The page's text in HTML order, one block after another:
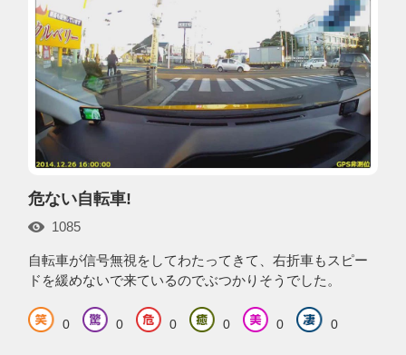
危ない自転車!
1085
自転車が信号無視をしてわたってきて、右折車もスピー
ドを緩めないで来ているのでぶつかりそうでした。
0 0 0 0 0 0